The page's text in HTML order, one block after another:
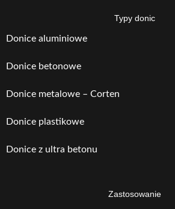
Typy donic
Donice aluminiowe
Donice betonowe
Donice metalowe – Corten
Donice plastikowe
Donice z ultra betonu
Zastosowanie